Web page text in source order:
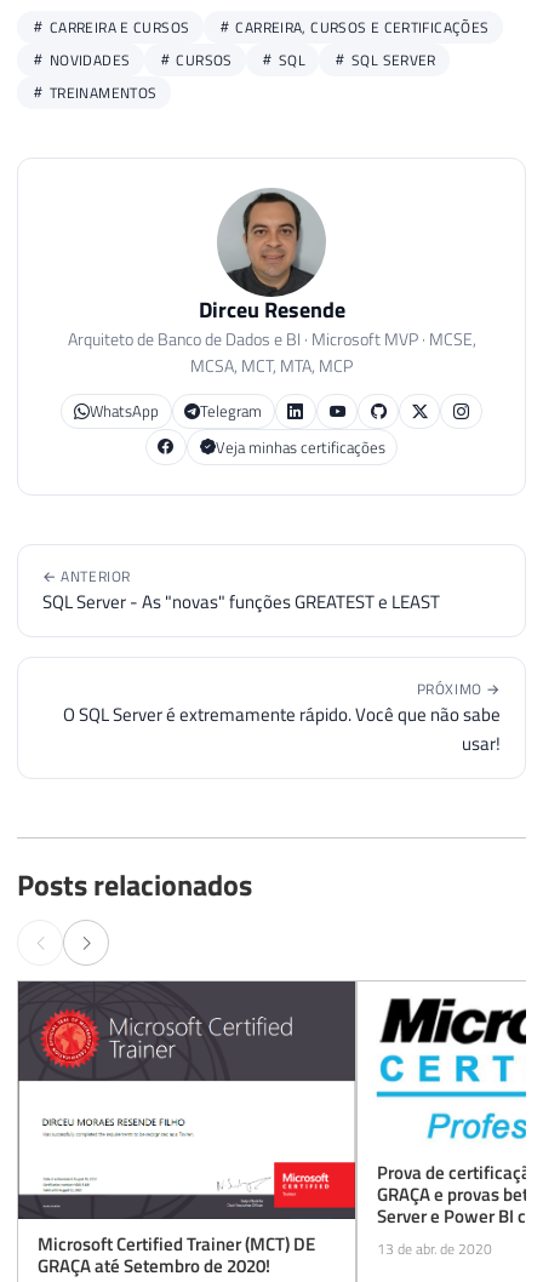
CARREIRA E CURSOS
CARREIRA, CURSOS E CERTIFICAÇÕES
NOVIDADES
CURSOS SQL
SQL SERVER
TREINAMENTOS
Dirceu Resende
Arquiteto de Banco de Dados e BI · Microsoft MVP · MCSE,
MCSA, MCT, MTA, MCP
WhatsApp
Telegram
Veja minhas certificações
← ANTERIOR
SQL Server - As "novas" funções GREATEST e LEAST
PRÓXIMO →
O SQL Server é extremamente rápido. Você que não sabe
usar!
Posts relacionados
Microsoft Certified Trainer (MCT) DE
GRAÇA até Setembro de 2020!
Prova de
GRAÇA e provas
Server e Power BI
desconto
13 de abr. de 2020